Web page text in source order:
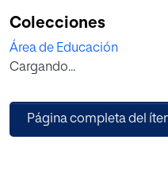
proporcionarán unas
motivadoras. Las
separadas en tres fases
desarrollo y la última la
desarrollará la
Colecciones
Área de Educación
Cargando...
Página completa del